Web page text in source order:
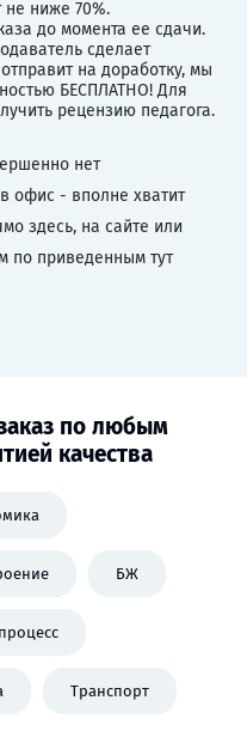
не ниже 70%.
до момента ее сдачи.
сделает
на доработку, мы
БЕСПЛАТНО! Для
рецензию педагога.
нет
офис - вполне хватит
здесь, на сайте или
по приведенным тут
по любым
качества
БЖ
Транспорт